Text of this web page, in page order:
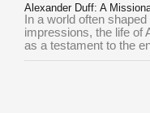
Alexander Duff: A
In a world often
impressions, the life of
as a testament to the